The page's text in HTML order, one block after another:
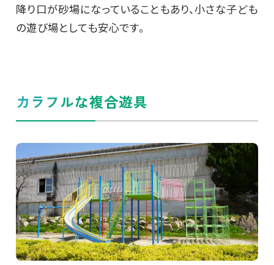
降り口が砂場になっていることもあり、小さな子ども
の遊び場としても安心です。
カラフルな複合遊具